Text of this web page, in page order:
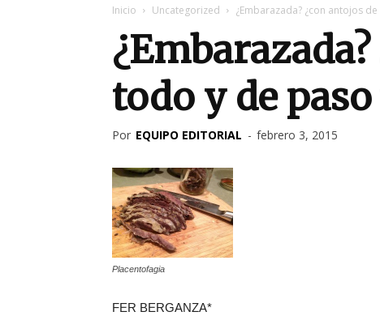
Inicio Uncategorized ¿Embarazada? ¿con antojos
todo y de
Por EQUIPO EDITORIAL - febrero 3, 2015
Placentofagia
FER BERGANZA*